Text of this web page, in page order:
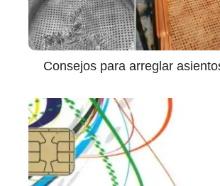
Consejos para arreglar